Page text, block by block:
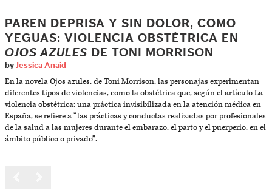
PAREN DEPRISA Y SIN DOLOR, COMO
YEGUAS: VIOLENCIA OBSTÉTRICA EN
OJOS AZULES DE TONI MORRISON
by Jessica Anaid
En la novela Ojos azules, de Toni Morrison, las personajas experimentan
diferentes tipos de violencias, como la obstétrica que, según el artículo La
violencia obstétrica: una práctica invisibilizada en la atención médica en
España, se refiere a “las prácticas y conductas realizadas por profesionales
de la salud a las mujeres durante el embarazo, el parto y el puerperio, en el
ámbito público o privado”.